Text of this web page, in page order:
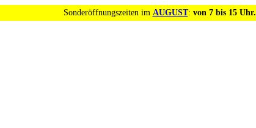
Sonderöffnungszeiten im AUGUST: von 7 bis 15 Uhr.